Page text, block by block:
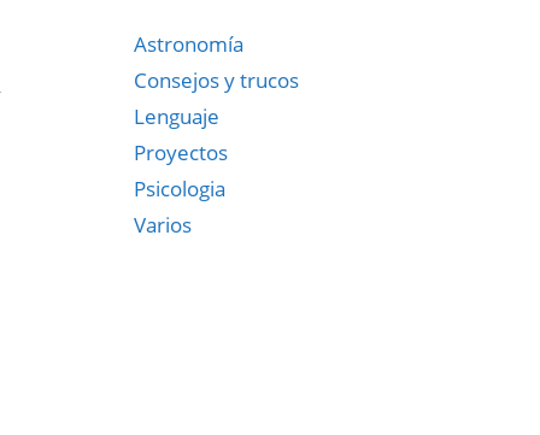
Astronomía
Consejos y trucos
Lenguaje
Proyectos
Psicologia
Varios